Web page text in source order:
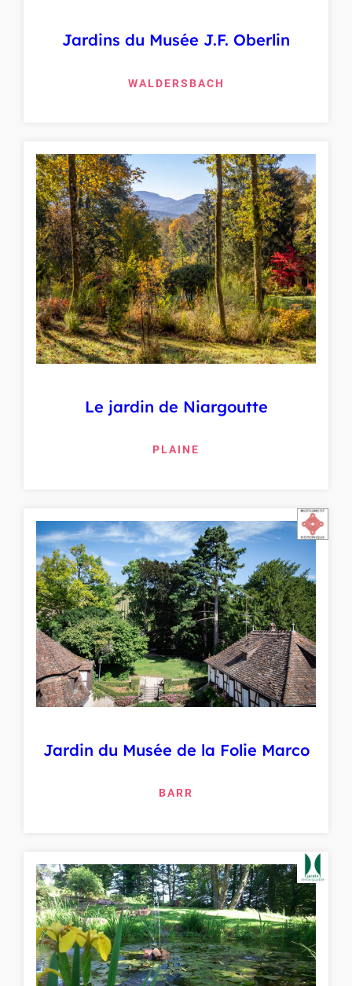
Jardins du Musée J.F. Oberlin
WALDERSBACH
Le jardin de Niargoutte
PLAINE
Jardin du Musée de la Folie Marco
BARR